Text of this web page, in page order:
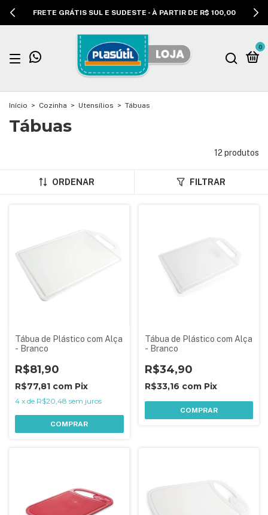
FRETE GRÁTIS SUL E SUDESTE - À PARTIR DE R$ 100,00
0
Início > Cozinha > Utensílios > Tábuas
Tábuas
12 produtos
ORDENAR FILTRAR
Tábua de Plástico com Alça
- Branco
R$81,90
R$77,81 com Pix
4 x de R$20,48 sem juros
COMPRAR
Tábua de Plástico com Alça
- Branco
R$34,90
R$33,16 com Pix
COMPRAR